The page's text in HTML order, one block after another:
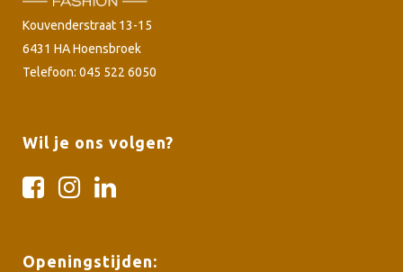
Kouvenderstraat 13-15
6431 HA Hoensbroek
Telefoon: 045 522 6050
Wil je ons volgen?
Openingstijden: